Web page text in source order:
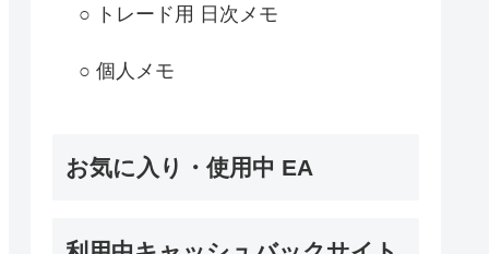
○ トレード用 日次メモ
○ 個人メモ
お気に入り・使用中 EA